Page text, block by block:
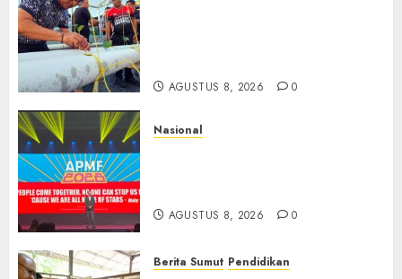
AGUSTUS 8, 2026 0
Nasional
AGUSTUS 8, 2026 0
Berita Sumut Pendidikan